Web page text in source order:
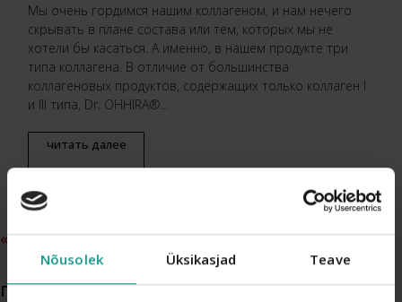
Nõusolek Üksikasjad Teave
Мы очень гордимся нашим коллагеном, и нам нечего
скрывать в плане состава или тем, которых мы не
хотели бы касаться. А именно, в нашем продукте три
типа коллагена. В отличие от большинства
коллагеновых продуктов, содержащих только коллаген I
и III типа, Dr. OHHIRA®...
читать далее
« Предыдущие Записи
ПОИСК